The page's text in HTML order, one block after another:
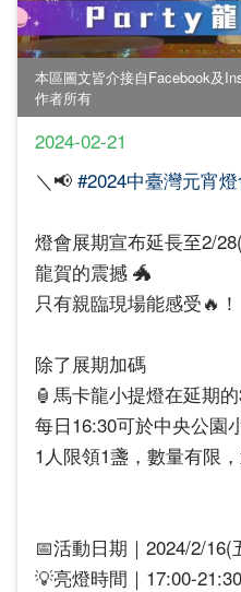
本區圖文皆介接自Facebook及
作者所有
2024-02-21
＼📢 #2024中臺灣元宵
燈會展期宣布延長至2/
龍賀的震撼 🐲
只有親臨現場能感受🔥！
除了展期加碼
🏮馬卡龍小提燈在延期
每日16:30可於中央公園
1人限領1盞，數量有限
📅活動日期｜2024/2/16(
💡亮燈時間｜17:00-